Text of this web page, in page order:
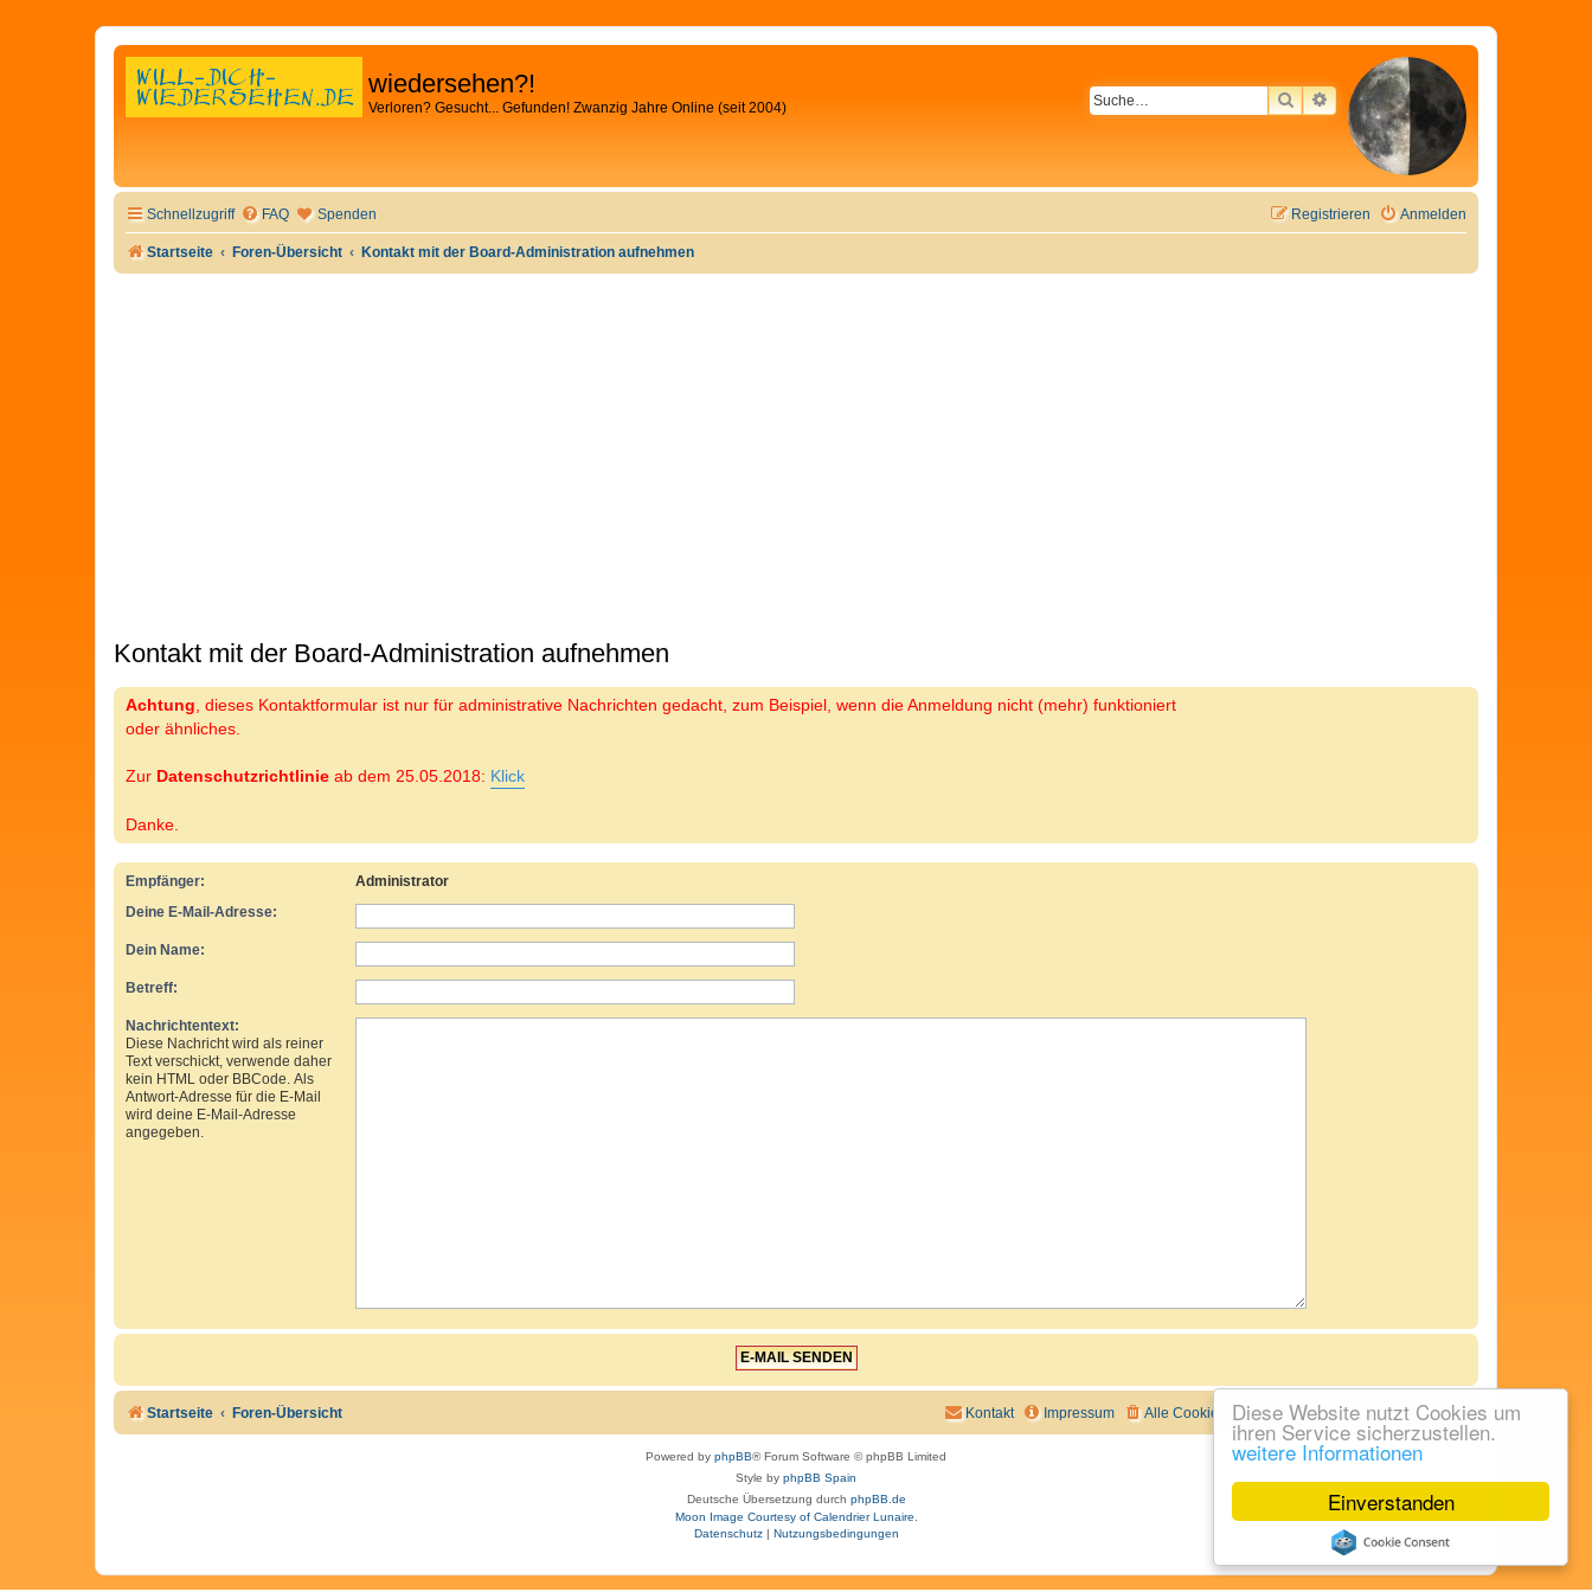
Einverstanden
Diese Website nutzt Cookies um
ihren Service sicherzustellen.
weitere Informationen
wiedersehen?!
Verloren? Gesucht... Gefunden! Zwanzig Jahre Online (seit 2004) SUCHEERWEITERTE SUCHE
Schnellzugriff FAQ Spenden Anmelden
Registrieren
Startseite Foren-Übersicht Kontakt mit der Board-Administration aufnehmen
Kontakt mit der Board-Administration aufnehmen
Achtung , dieses Kontaktformular ist nur für administrative Nachrichten gedacht, zum Beispiel, wenn die Anmeldung nicht (mehr) funktioniert
oder ähnliches.
Zur Datenschutzrichtlinie ab dem 25.05.2018: Klick
Danke.
Empfänger:
Administrator
Deine E-Mail-Adresse:
Dein Name:
Betreff:
Nachrichtentext:
Diese Nachricht wird als reiner
Text verschickt, verwende daher
kein HTML oder BBCode. Als
Antwort-Adresse für die E-Mail
wird deine E-Mail-Adresse
angegeben.
Startseite Foren-Übersicht Alle Zeiten sindUTC+02:00
Alle Cookies löschen
Impressum
Kontakt
Powered by phpBB® Forum Software © phpBB Limited
Style by phpBB Spain
Deutsche Übersetzung durch phpBB.de
Moon Image Courtesy of Calendrier Lunaire.
Datenschutz| Nutzungsbedingungen